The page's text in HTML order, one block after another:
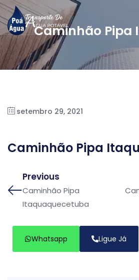
Caminhão Pipa
setembro 29, 2021
Caminhão Pipa
Previous
Caminhão Pipa
Itaquaquecetuba
Whatsapp Ligue Já